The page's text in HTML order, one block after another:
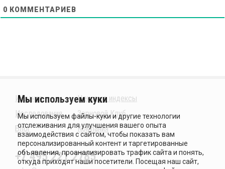
0 КОММЕНТАРИЕВ
Издания
Исследования
Блог
Ценовые индексы
Зерновой Клуб
Компания
+7 495 221 2785